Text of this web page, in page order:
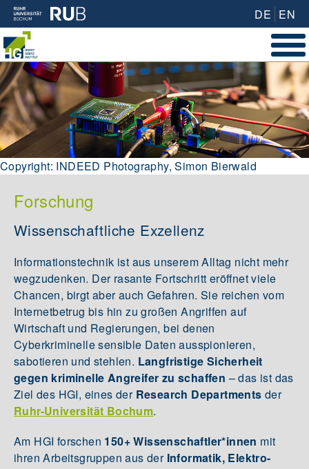
DE EN
Copyright: INDEED Photography, Simon Bierwald
Forschung
Wissenschaftliche Exzellenz
Informationstechnik ist aus unserem Alltag nicht mehr
wegzudenken. Der rasante Fortschritt eröffnet viele
Chancen, birgt aber auch Gefahren. Sie reichen vom
Internetbetrug bis hin zu großen Angriffen auf
Wirtschaft und Regierungen, bei denen
Cyberkriminelle sensible Daten ausspionieren,
sabotieren und stehlen. Langfristige Sicherheit
gegen kriminelle Angreifer zu schaffen – das ist das
Ziel des HGI, eines der Research Departments der
Ruhr-Universität Bochum.
Am HGI forschen 150+ Wissenschaftler*innen mit
ihren Arbeitsgruppen aus der Informatik, Elektro-